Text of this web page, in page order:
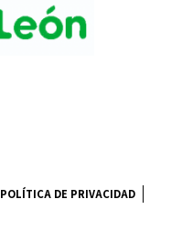
POLÍTICA DE PRIVACIDAD